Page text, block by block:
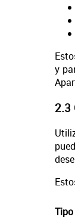
y
2.3
Tipo